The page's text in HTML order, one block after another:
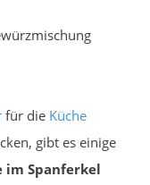
für die Küche
gibt es einige
im Spanferkel